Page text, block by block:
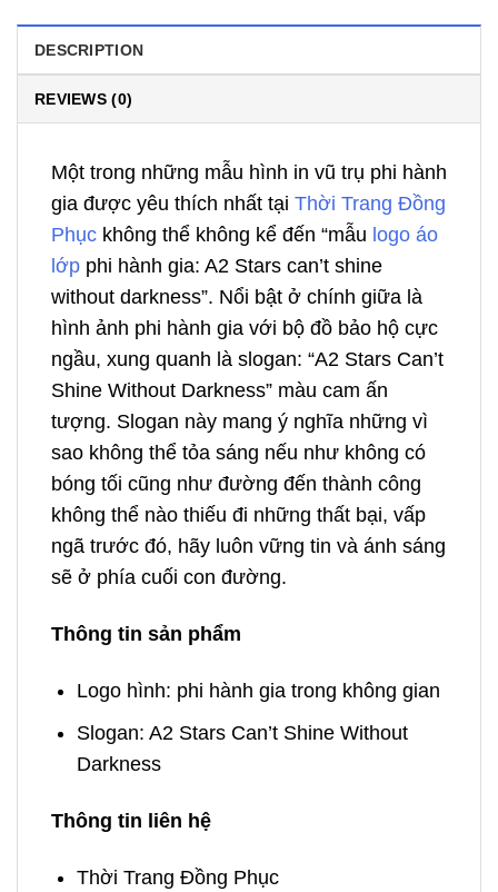
DESCRIPTION
REVIEWS (0)
Một trong những mẫu hình in vũ trụ phi hành
gia được yêu thích nhất tại Thời Trang Đồng
Phục không thể không kể đến “mẫu logo áo
lớp phi hành gia: A2 Stars can’t shine
without darkness”. Nổi bật ở chính giữa là
hình ảnh phi hành gia với bộ đồ bảo hộ cực
ngầu, xung quanh là slogan: “A2 Stars Can’t
Shine Without Darkness” màu cam ấn
tượng. Slogan này mang ý nghĩa những vì
sao không thể tỏa sáng nếu như không có
bóng tối cũng như đường đến thành công
không thể nào thiếu đi những thất bại, vấp
ngã trước đó, hãy luôn vững tin và ánh sáng
sẽ ở phía cuối con đường.
Thông tin sản phẩm
Logo hình: phi hành gia trong không gian
Slogan: A2 Stars Can’t Shine Without
Darkness
Thông tin liên hệ
Thời Trang Đồng Phục